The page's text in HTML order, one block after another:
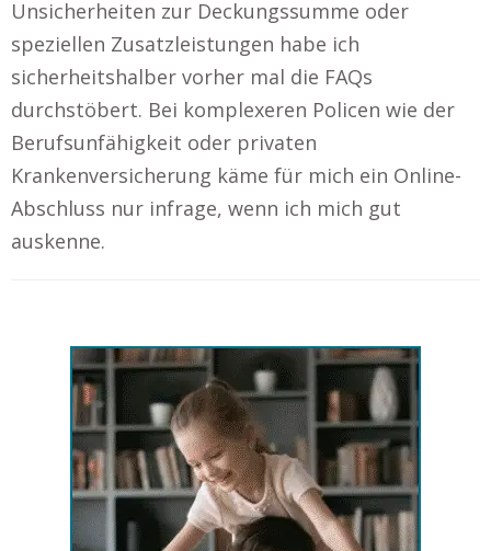
Unsicherheiten zur Deckungssumme oder
speziellen Zusatzleistungen habe ich
sicherheitshalber vorher mal die FAQs
durchstöbert. Bei komplexeren Policen wie der
Berufsunfähigkeit oder privaten
Krankenversicherung käme für mich ein Online-
Abschluss nur infrage, wenn ich mich gut
auskenne.